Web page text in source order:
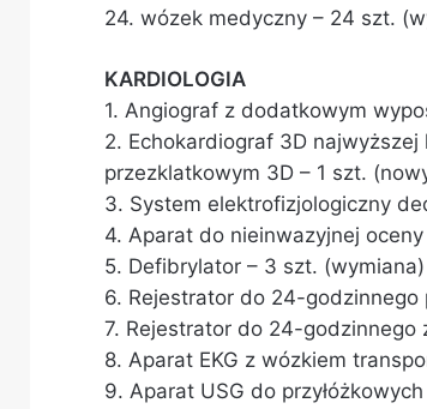
24. wózek medyczny – 24 szt.
KARDIOLOGIA
1. Angiograf z dodatkowym
2. Echokardiograf 3D
przezklatkowym 3D – 1 szt.
3. System elektrofizjologiczny
4. Aparat do nieinwazyjnej
5. Defibrylator – 3 szt. (wymiana)
6. Rejestrator do 24-
7. Rejestrator do 24-godzinnego
8. Aparat EKG z wózkiem
9. Aparat USG do